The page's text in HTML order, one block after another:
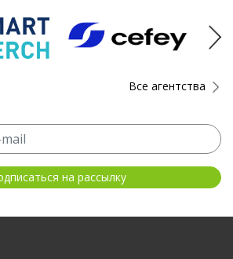
Все агентства